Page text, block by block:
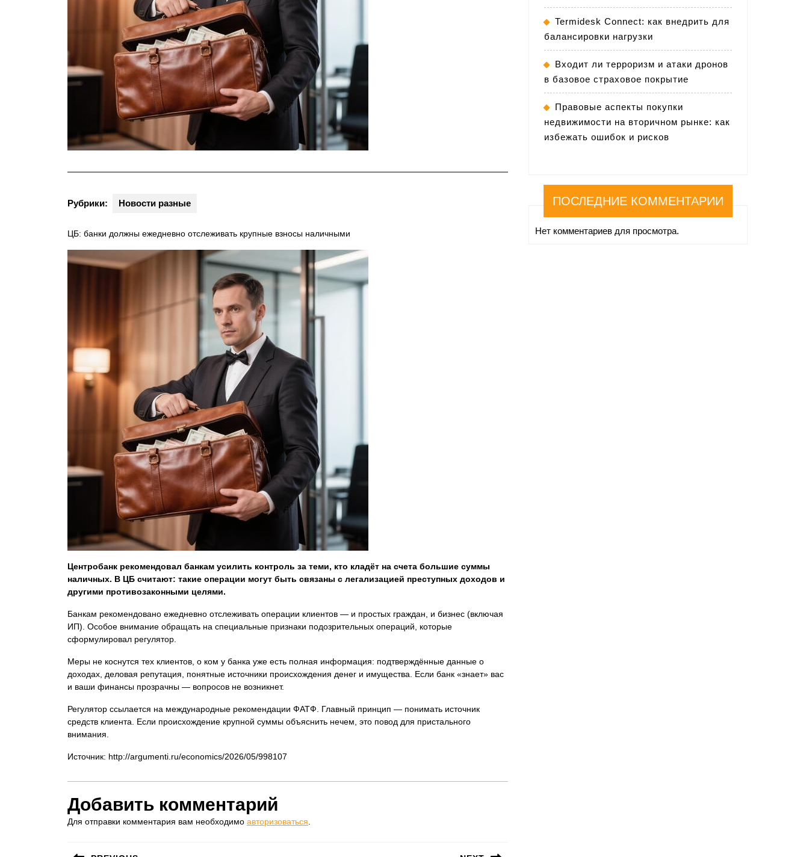
Рубрики: Новости разные
ЦБ: банки должны ежедневно отслеживать крупные взносы наличными
Центробанк рекомендовал банкам усилить контроль за теми, кто кладёт на счета большие суммы
наличных. В ЦБ считают: такие операции могут быть связаны с легализацией преступных доходов и
другими противозаконными целями.
Банкам рекомендовано ежедневно отслеживать операции клиентов — и простых граждан, и бизнес (включая
ИП). Особое внимание обращать на специальные признаки подозрительных операций, которые
сформулировал регулятор.
Меры не коснутся тех клиентов, о ком у банка уже есть полная информация: подтверждённые данные о
доходах, деловая репутация, понятные источники происхождения денег и имущества. Если банк «знает» вас
и ваши финансы прозрачны — вопросов не возникнет.
Регулятор ссылается на международные рекомендации ФАТФ. Главный принцип — понимать источник
средств клиента. Если происхождение крупной суммы объяснить нечем, это повод для пристального
внимания.
Источник: http://argumenti.ru/economics/2026/05/998107
Добавить комментарий
Для отправки комментария вам необходимо авторизоваться
Навигация
Termidesk Connect: как внедрить для
балансировки нагрузки
Входит ли терроризм и атаки дронов
в базовое страховое покрытие
Правовые аспекты покупки
недвижимости на вторичном рынке: как
избежать ошибок и рисков
ПОСЛЕДНИЕ КОММЕНТАРИИ
Нет комментариев для просмотра.